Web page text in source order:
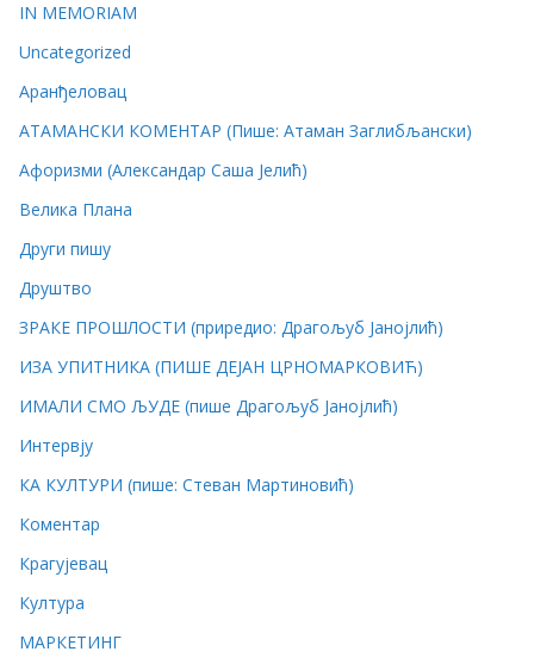
IN MEMORIAM
Uncategorized
Аранђеловац
АТАМАНСКИ КОМЕНТАР (Пише: Атаман Заглибљански)
Афоризми (Александар Саша Јелић)
Велика Плана
Други пишу
Друштво
ЗРАКЕ ПРОШЛОСТИ (приредио: Драгољуб Јанојлић)
ИЗА УПИТНИКА (ПИШЕ ДЕЈАН ЦРНОМАРКОВИЋ)
ИМАЛИ СМО ЉУДЕ (пише Драгољуб Јанојлић)
Интервју
КА КУЛТУРИ (пише: Стеван Мартиновић)
Коментар
Крагујевац
Култура
МАРКЕТИНГ